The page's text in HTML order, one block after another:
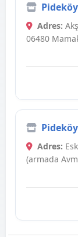
Adres:
06480
Adres:
(armada